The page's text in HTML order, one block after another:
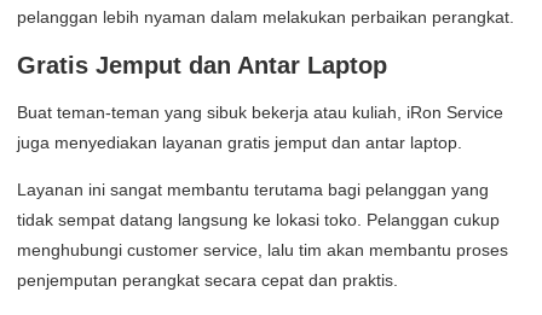
pelanggan lebih nyaman dalam melakukan perbaikan perangkat.
Gratis Jemput dan Antar Laptop
Buat teman-teman yang sibuk bekerja atau kuliah, iRon Service
juga menyediakan layanan gratis jemput dan antar laptop.
Layanan ini sangat membantu terutama bagi pelanggan yang
tidak sempat datang langsung ke lokasi toko. Pelanggan cukup
menghubungi customer service, lalu tim akan membantu proses
penjemputan perangkat secara cepat dan praktis.